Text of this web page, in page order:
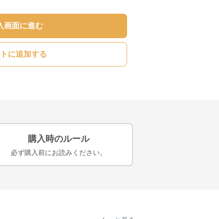
画面に進む
に追加する
購入時のルール
必ず購入前にお読みください。